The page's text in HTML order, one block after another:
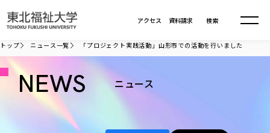
資料請求
アクセス 検索
大学について
学部・大学院
トップ ニュース一覧 「プロジェクト実践活動」山形市での活動を行いました
NEWS ニュース